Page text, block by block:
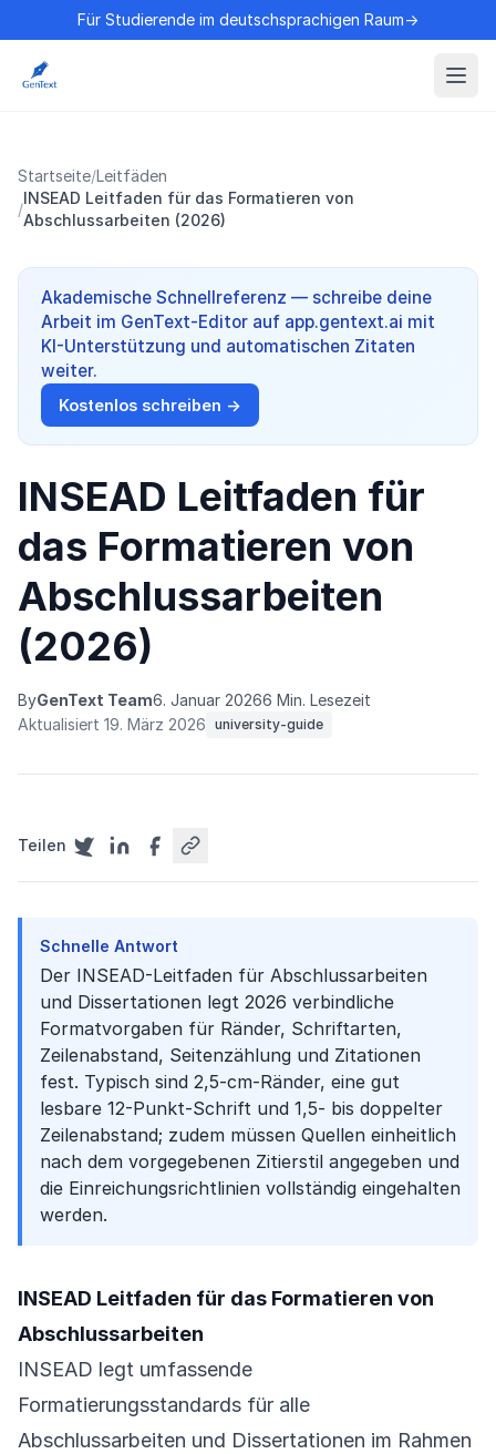
Für Studierende im deutschsprachigen Raum→
Startseite/Leitfäden
/
INSEAD Leitfaden für das Formatieren von
Abschlussarbeiten (2026)
Akademische Schnellreferenz — schreibe deine
Arbeit im GenText-Editor auf app.gentext.ai mit
KI-Unterstützung und automatischen Zitaten
weiter.
Kostenlos schreiben →
INSEAD Leitfaden für
das Formatieren von
Abschlussarbeiten
(2026)
ByGenText Team6. Januar 20266 Min. Lesezeit
Aktualisiert 19. März 2026 university-guide
Teilen
Schnelle Antwort
Der INSEAD-Leitfaden für Abschlussarbeiten
und Dissertationen legt 2026 verbindliche
Formatvorgaben für Ränder, Schriftarten,
Zeilenabstand, Seitenzählung und Zitationen
fest. Typisch sind 2,5-cm-Ränder, eine gut
lesbare 12-Punkt-Schrift und 1,5- bis doppelter
Zeilenabstand; zudem müssen Quellen einheitlich
nach dem vorgegebenen Zitierstil angegeben und
die Einreichungsrichtlinien vollständig eingehalten
werden.
INSEAD Leitfaden für das Formatieren von
Abschlussarbeiten
INSEAD legt umfassende
Formatierungsstandards für alle
Abschlussarbeiten und Dissertationen im Rahmen